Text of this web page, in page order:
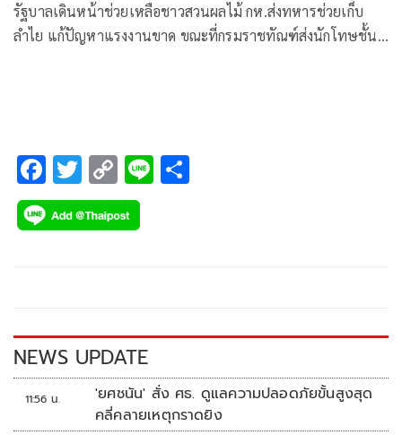
รัฐบาลเดินหน้าช่วยเหลือชาวสวนผลไม้ กห.ส่งทหารช่วยเก็บ
ลำไย แก้ปัญหาแรงงานขาด ขณะที่กรมราชทัณฑ์ส่งนักโทษชั้นดี
F
ac
e
k
T
wi
tt
C
o
p
k
Li
NEWS UPDATE
11:56 น.
'ยศชนัน' สั่ง ศธ. ดูแลความปลอดภัยขั้นสูงสุด
คลี่คลายเหตุกราดยิง